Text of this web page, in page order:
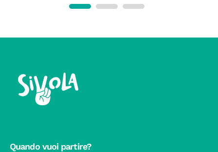
Quando vuoi partire?